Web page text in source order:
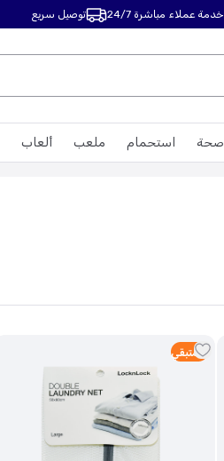
خدمة عملاء مباشرة 24/7 توصيل سريع
ألعاب ملعب استحمام صحة
2 متبقي